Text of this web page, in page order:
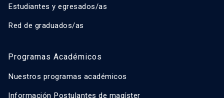
Estudiantes y egresados/as
Red de graduados/as
Programas Académicos
Nuestros programas académicos
Información Postulantes de magíster